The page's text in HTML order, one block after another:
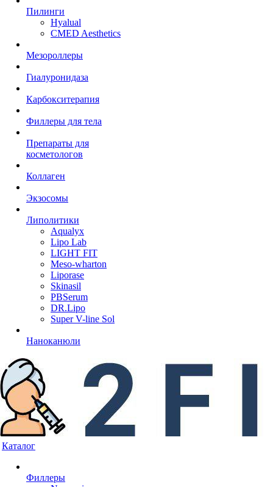
Пилинги
Hyalual
CMED Aesthetics
Мезороллеры
Гиалуронидаза
Карбокситерапия
Филлеры для тела
Препараты для
косметологов
Коллаген
Экзосомы
Липолитики
Aqualyx
Lipo Lab
LIGHT FIT
Meso-wharton
Liporase
Skinasil
PBSerum
DR.Lipo
Super V-line Sol
Наноканюли
Каталог
Филлеры